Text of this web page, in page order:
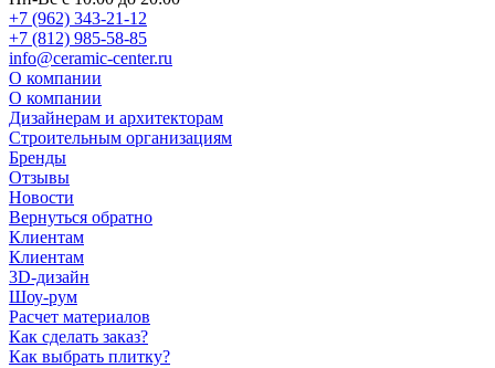
+7 (962) 343-21-12
+7 (812) 985-58-85
info@ceramic-center.ru
О компании
О компании
Дизайнерам и архитекторам
Строительным организациям
Бренды
Отзывы
Новости
Вернуться обратно
Клиентам
Клиентам
3D-дизайн
Шоу-рум
Расчет материалов
Как сделать заказ?
Как выбрать плитку?